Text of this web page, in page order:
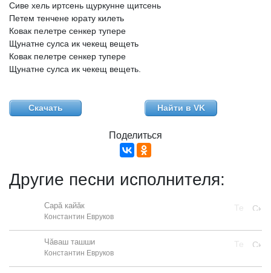
Сиве хель иртсень щуркунне щитсень
Петем тенчене юрату килеть
Ковак пелетре сенкер тупере
Щунатне сулса ик чекещ вещеть
Ковак пелетре сенкер тупере
Щунатне сулса ик чекещ вещеть.
Скачать Найти в VK
Поделиться
Другие песни исполнителя:
Сарă кайăк
Константин Евруков
Чăваш ташши
Константин Евруков